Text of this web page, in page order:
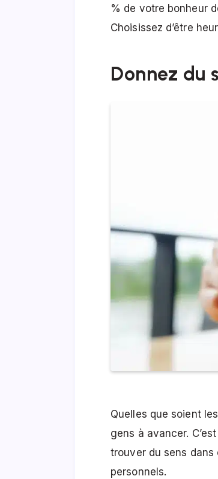
% de votre bonheur
Choisissez d’être
Donnez du
Quelles que soient
gens à avancer.
trouver du sens
personnels.